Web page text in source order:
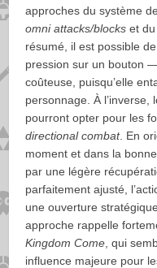
approches du système
omni attacks/blocks et
résumé, il est possible
pression sur un bouton
coûteuse, puisqu’elle
personnage. À
pourront opter pour les
directional combat. En
moment et dans la
par une légère
parfaitement ajusté,
une ouverture
approche rappelle
Kingdom Come , qui
influence majeure pour